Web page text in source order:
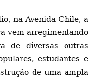
na Avenida Chile, a
vem arregimentando
de diversas outras
estudantes e
de uma ampla